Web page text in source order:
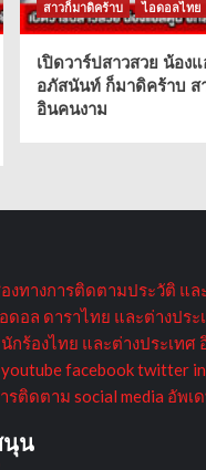
สาวก็มาดิคร้าบ ไอดอลไทย
เปิดวาร์ปสาวสวย น้อง
อภัสนันท์ ก็มาดิคร้าบ ส
อินคนงาม
งทางการติดตามประวัติ แ
ดอล ดาราไทย และต่างประ
นักร้องไทย และต่างประเทศ
facebook twitter
รติดตาม social media อัพเ
นุน